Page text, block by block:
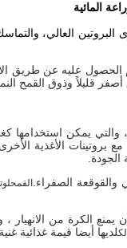
المائية
البروتين العالي،
الحصول عليه عن طريق
قليلاً وذوق القمح
يمكن استخدامها
مع بروتينات الأغذية
الجودة.
القمح
الكرة من الانهيار ،
لديها أيضا قيمة غذائية غنية.